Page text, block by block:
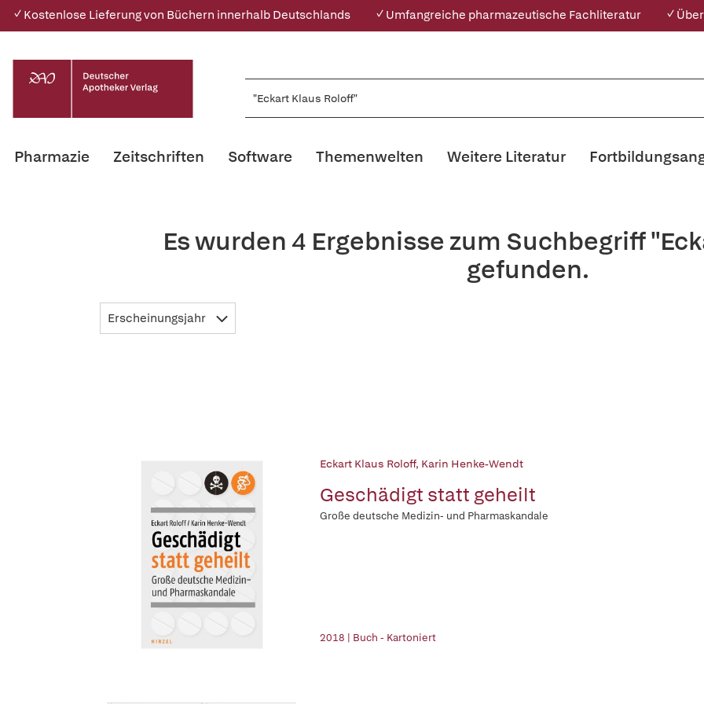
✓ Kostenlose Lieferung von Büchern innerhalb Deutschlands ✓ Umfangreiche pharmazeutische Fachliteratur ✓
Pharmazie Zeitschriften Software Themenwelten Weitere Literatur
Es wurden 4 Ergebnisse zum Suchbegriff
gefunden.
Erscheinungsjahr
Eckart Klaus Roloff, Karin Henke-Wendt
Geschädigt statt geheilt
Große deutsche Medizin- und Pharmaskandale
2018 | Buch - Kartoniert